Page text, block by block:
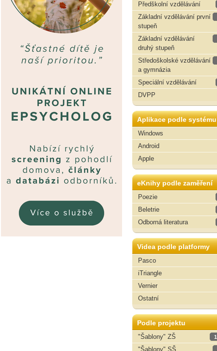
Předškolní vzdělávání
Základní vzdělávání první
stupeň
Základní vzdělávání
druhý stupeň
Středoškolské vzdělávání
a gymnázia
Speciální vzdělávání
DVPP
Aplikace podle systému
Windows
Android
Apple
eKnihy podle zaměření
Poezie
Beletrie
Odborná literatura
Videa podle platformy
Pasco
iTriangle
Vernier
Ostatní
Podle projektu
"Šablony" ZŠ
"Šablony" SŠ